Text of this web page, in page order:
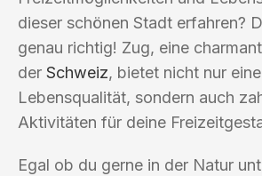
dieser schönen Stadt erfahren?
genau richtig! Zug, eine
der Schweiz, bietet nicht nur
Lebensqualität, sondern auch
Aktivitäten für deine
Egal ob du gerne in der Natur